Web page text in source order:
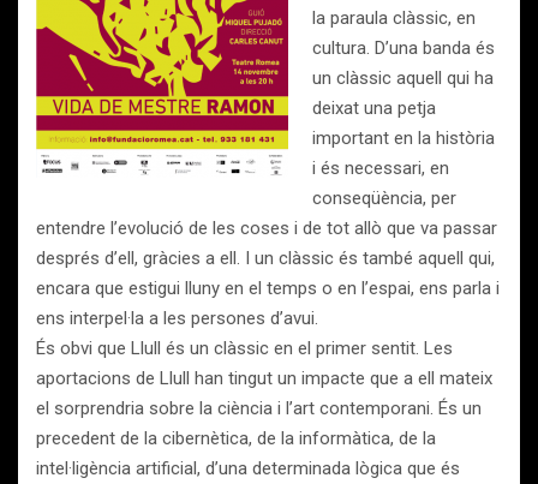
la paraula clàssic, en
cultura. D’una banda és
un clàssic aquell qui ha
deixat una petja
important en la història
i és necessari, en
conseqüència, per
entendre l’evolució de les coses i de tot allò que va passar
després d’ell, gràcies a ell. I un clàssic és també aquell qui,
encara que estigui lluny en el temps o en l’espai, ens parla i
ens interpel·la a les persones d’avui.
És obvi que Llull és un clàssic en el primer sentit. Les
aportacions de Llull han tingut un impacte que a ell mateix
el sorprendria sobre la ciència i l’art contemporani. És un
precedent de la cibernètica, de la informàtica, de la
intel·ligència artificial, d’una determinada lògica que és